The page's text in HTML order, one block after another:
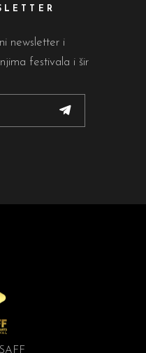
newsletter i
festivala i šir